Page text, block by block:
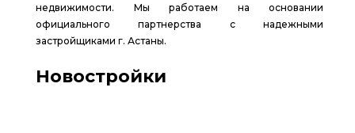
недвижимости. Мы работаем на основании
официального партнерства с надежными
застройщиками г. Астаны.
Новостройки